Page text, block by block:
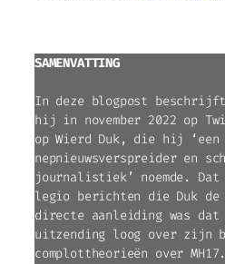
SAMENVATTING
In deze blogpost
hij in november 2022 op
op Wierd Duk, die hij ‘een
nepnieuwsverspreider en
journalistiek’ noemde.
legio berichten die Duk
directe aanleiding was
uitzending loog over zijn
complottheorieën over MH17.